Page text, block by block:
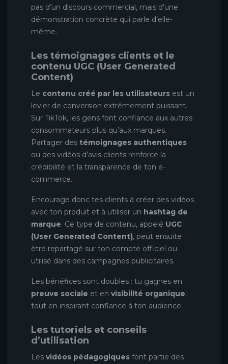
pas d’un discours commercial, mais d’une
démonstration concrète qui parle d’elle-
même.
Les témoignages clients et le
contenu UGC (User Generated
Content)
Le contenu créé par les utilisateurs est un
levier de conversion extrêmement puissant.
Sur TikTok, les gens font confiance aux autres
consommateurs plus qu’aux marques.
Partager des témoignages authentiques
ou des vidéos d’avis clients renforce la
crédibilité et la transparence de ton e-
commerce.
Encourage donc tes clients à créer des vidéos
avec ton produit et à utiliser un hashtag de
marque. Ce type de contenu, appelé UGC
(User Generated Content), peut ensuite
être repartagé sur ton compte officiel ou
utilisé dans des campagnes publicitaires.
Les bénéfices sont doubles : tu gagnes en
preuve sociale et en visibilité organique,
tout en inspirant confiance à ton audience.
Les tutoriels et conseils
d’utilisation
Les vidéos pédagogiques font partie des